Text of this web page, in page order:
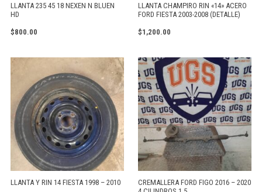
LLANTA 235 45 18 NEXEN N BLUEN
HD
$800.00
LLANTA CHAMPIRO RIN «14» ACERO
FORD FIESTA 2003-2008 (DETALLE)
$1,200.00
LLANTA Y RIN 14 FIESTA 1998 – 2010
CREMALLERA FORD FIGO 2016 – 2020